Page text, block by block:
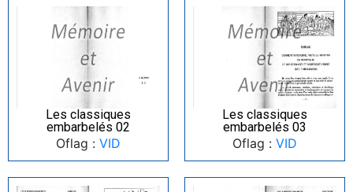
Les classiques
embarbelés 02
Oflag : VID
Les classiques
embarbelés 03
Oflag : VID